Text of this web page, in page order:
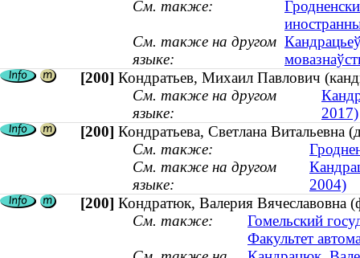
См. также:
См. также на другом
языке:
[200] Кондратьев, Михаил Павлович
См. также на другом
языке:
2017)
[200] Кондратьева, Светлана
См. также:
См. также на другом
языке:
2004)
[200] Кондратюк, Валерия Вячеславовна
См. также:
Гомельский
Факультет